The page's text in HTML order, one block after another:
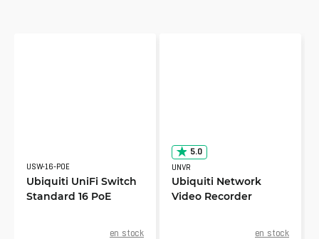
USW-16-POE
Ubiquiti UniFi Switch
Standard 16 PoE
en stock
5.0
UNVR
Ubiquiti Network
Video Recorder
en stock